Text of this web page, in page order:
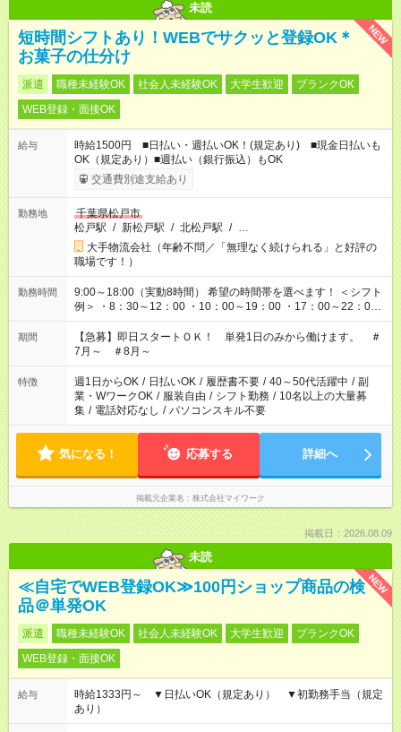
未読
NEW
短時間シフトあり！WEBでサクッと登録OK＊
お菓子の仕分け
派遣 職種未経験OK 社会人未経験OK 大学生歓迎
ブランクOK
WEB登録・面接OK
給与
時給1500円 ■日払い・週払いOK！(規定あり) ■現金日払いも
OK（規定あり）■週払い（銀行振込）もOK
交通費別途支給あり
勤務地
千葉県松戸市
松戸駅 / 新松戸駅 / 北松戸駅 / …
大手物流会社（年齢不問／「無理なく続けられる」と好評の
職場です！）
勤務時間
9:00～18:00（実動8時間） 希望の時間帯を選べます！ ＜シフト
例＞ ・8：30～12：00 ・10：00～19：00 ・17：00～22：00
・13：00～22：00 ・22：00～翌6：00 など
期間
【急募】即日スタートＯＫ！ 単発1日のみから働けます。 ＃
7月～ ＃8月～
特徴 週1日からOK / 日払いOK / 履歴書不要 / 40～50代活躍中 / 副
業・WワークOK / 服装自由 / シフト勤務 / 10名以上の大量募
集 / 電話対応なし / パソコンスキル不要
気になる！ 応募する 詳細へ
掲載元企業名 株式会社マイワーク
掲載日：2026.08.09
未読
NEW
≪自宅でWEB登録OK≫100円ショップ商品の検
品＠単発OK
派遣 職種未経験OK 社会人未経験OK 大学生歓迎
ブランクOK
WEB登録・面接OK
給与
時給1333円～ ▼日払いOK（規定あり） ▼初勤務手当（規定
あり）